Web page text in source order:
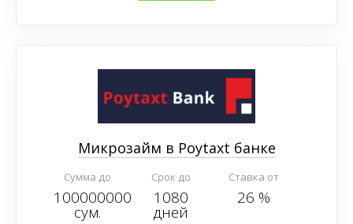
Микрозайм в Poytaxt банке
Сумма до
100000000
сум.
Срок до
1080
дней
Ставка от
26 %